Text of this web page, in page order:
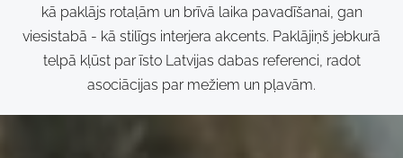
kā paklājs rotaļām un brīvā laika pavadīšanai, gan
viesistabā - kā stilīgs interjera akcents. Paklājiņš jebkurā
telpā kļūst par īsto Latvijas dabas referenci, radot
asociācijas par mežiem un pļavām.